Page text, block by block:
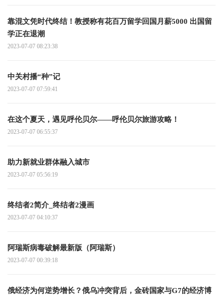
靠混文凭时代终结！教授称有花百万留学回国月薪5000 出国留
学正在退潮
2023-07-07 08:23:38
中关村播“种”记
2023-07-07 07:59:41
在这个夏天，遇见呼伦贝尔——呼伦贝尔旅游攻略！
2023-07-07 06:55:37
助力新就业群体融入城市
2023-07-07 05:56:19
终结者2简介_终结者2漫画
2023-07-07 04:10:37
阿瑞斯病毒破解最新版（阿瑞斯）
2023-07-07 00:39:18
俄经济为何逆势增长？俄乌冲突背后，金砖国家与G7的经济博